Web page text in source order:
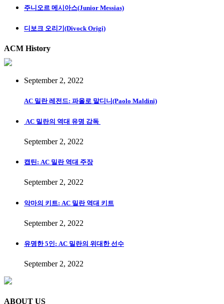
주니오르 메시아스(Junior Messias)
디보크 오리기(Divock Origi)
ACM History
September 2, 2022
AC 밀란 레전드: 파올로 말디니(Paolo Maldini)
AC 밀란의 역대 유명 감독
September 2, 2022
캡틴: AC 밀란 역대 주장
September 2, 2022
악마의 키트: AC 밀란 역대 키트
September 2, 2022
유명한 5인: AC 밀란의 위대한 선수
September 2, 2022
ABOUT US